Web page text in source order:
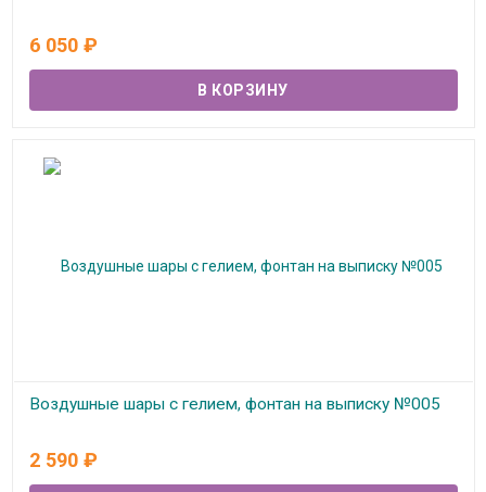
6 050 ₽
Воздушные шары с гелием, фонтан на выписку №005
2 590 ₽